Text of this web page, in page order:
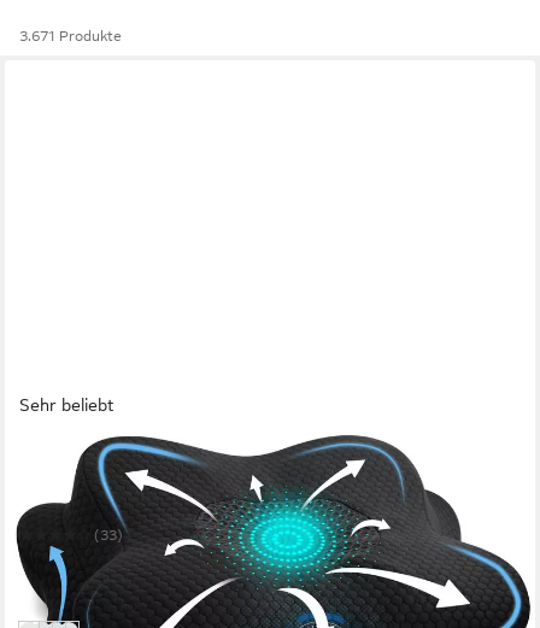
3.671 Produkte
Sehr beliebt
GENTLE NORTH
Nackenstützkissen Orthopädisches Nackenstützkissen aus
hochwertigem Memory Foam
(33)
49,99 € UVP 79,99 €
-38%
in 2-3 Werktagen bei dir